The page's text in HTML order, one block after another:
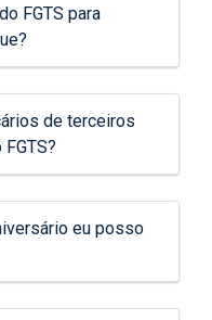
FGTS para
de terceiros
eu posso